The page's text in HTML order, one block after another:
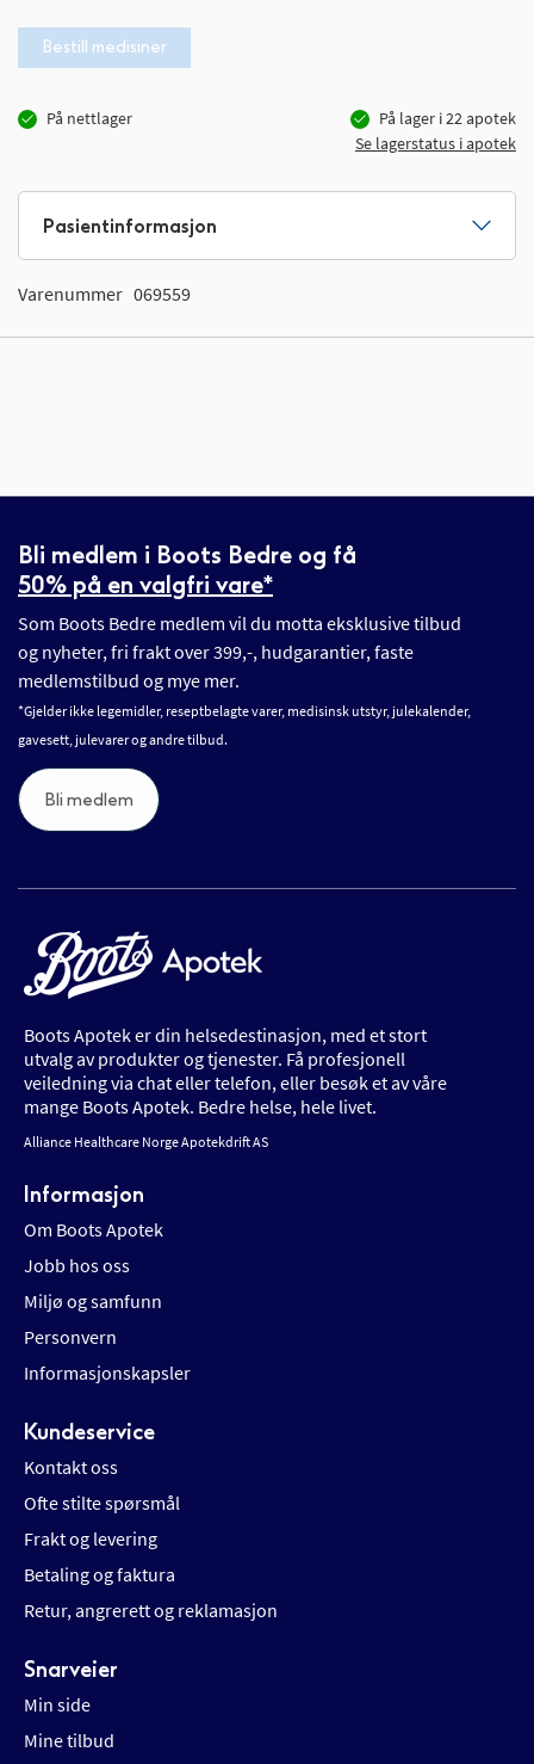
Bestill medisiner
På nettlager På lager i22apotek
Se lagerstatus i apotek
bildegalleri
Pasientinformasjon
Varenummer 069559
Bli medlem i Boots Bedre og få
50% på en valgfri vare*
Som Boots Bedre medlem vil du motta eksklusive tilbud
og nyheter, fri frakt over 399,-, hudgarantier, faste
medlemstilbud og mye mer.
*Gjelder ikke legemidler, reseptbelagte varer, medisinsk utstyr, julekalender,
gavesett, julevarer og andre tilbud.
Bli medlem
Boots Apotek er din helsedestinasjon, med et stort
utvalg av produkter og tjenester. Få profesjonell
veiledning via chat eller telefon, eller besøk et av våre
mange Boots Apotek. Bedre helse, hele livet.
Alliance Healthcare Norge Apotekdrift AS
Informasjon
Om Boots Apotek
Jobb hos oss
Miljø og samfunn
Personvern
Informasjonskapsler
Kundeservice
Kontakt oss
Ofte stilte spørsmål
Frakt og levering
Betaling og faktura
Retur, angrerett og reklamasjon
Snarveier
Min side
Mine tilbud